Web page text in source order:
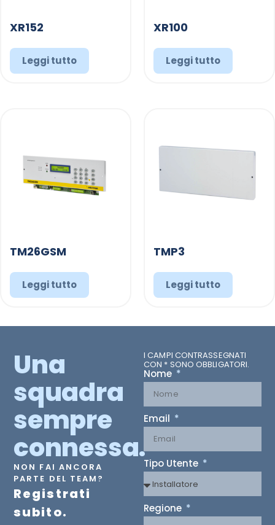
XR152
Leggi tutto
XR100
Leggi tutto
TM26GSM
Leggi tutto
TMP3
Leggi tutto
Una
squadra
sempre
connessa.
NON FAI ANCORA
PARTE DEL TEAM?
Registrati
subito.
I CAMPI CONTRASSEGNATI
CON * SONO OBBLIGATORI.
Nome
Email
Tipo Utente
Regione